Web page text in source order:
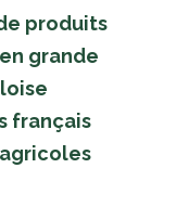
produits
grande
français